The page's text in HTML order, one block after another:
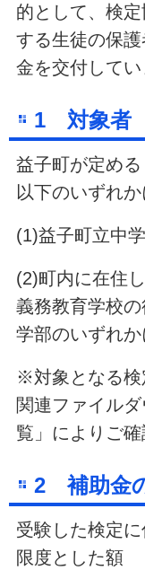
的として、検
する生徒の保
金を交付してい
1 対象者
益子町が定める
以下のいずれ
(1)益子町立中
(2)町内に在住
義務教育学校
学部のいずれ
※対象となる検
関連ファイル
覧」によりご確
2 補助金
受験した検定
限度とした額